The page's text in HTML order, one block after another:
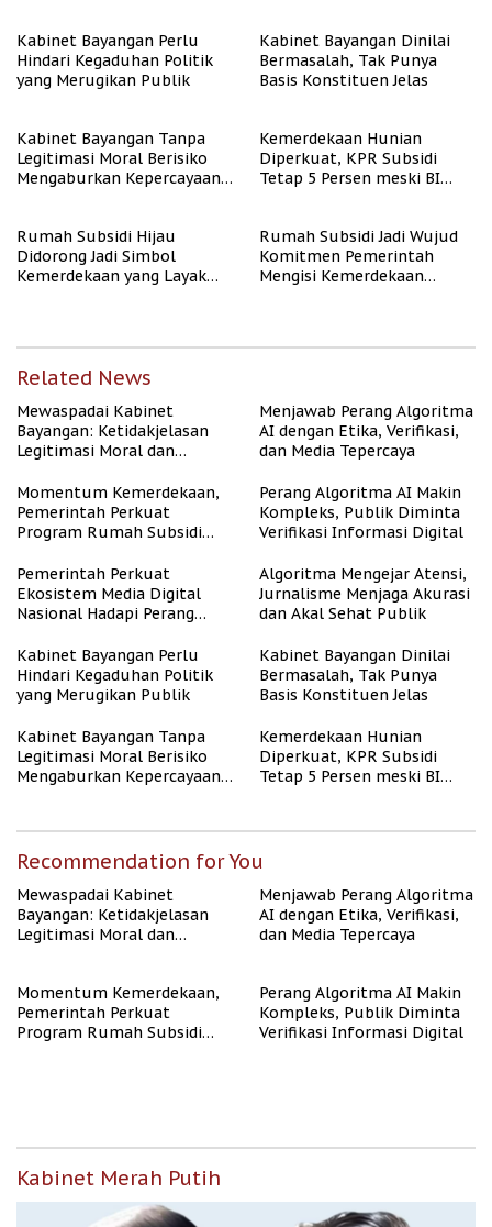
Kabinet Bayangan Perlu
Hindari Kegaduhan Politik
yang Merugikan Publik
Kabinet Bayangan Dinilai
Bermasalah, Tak Punya
Basis Konstituen Jelas
Kabinet Bayangan Tanpa
Legitimasi Moral Berisiko
Mengaburkan Kepercayaan
Kemerdekaan Hunian
Diperkuat, KPR Subsidi
Tetap 5 Persen meski BI
Rumah Subsidi Hijau
Didorong Jadi Simbol
Kemerdekaan yang Layak
Rumah Subsidi Jadi Wujud
Komitmen Pemerintah
Mengisi Kemerdekaan
Related News
Mewaspadai Kabinet
Bayangan: Ketidakjelasan
Legitimasi Moral dan
Menjawab Perang Algoritma
AI dengan Etika, Verifikasi,
dan Media Tepercaya
Momentum Kemerdekaan,
Pemerintah Perkuat
Program Rumah Subsidi
Berpenghasilan Rendah
Perang Algoritma AI Makin
Kompleks, Publik Diminta
Verifikasi Informasi Digital
Pemerintah Perkuat
Ekosistem Media Digital
Nasional Hadapi Perang
Algoritma Mengejar Atensi,
Jurnalisme Menjaga Akurasi
dan Akal Sehat Publik
Kabinet Bayangan Perlu
Hindari Kegaduhan Politik
yang Merugikan Publik
Kabinet Bayangan Dinilai
Bermasalah, Tak Punya
Basis Konstituen Jelas
Kabinet Bayangan Tanpa
Legitimasi Moral Berisiko
Mengaburkan Kepercayaan
Kemerdekaan Hunian
Diperkuat, KPR Subsidi
Tetap 5 Persen meski BI
Recommendation for You
Mewaspadai Kabinet
Bayangan: Ketidakjelasan
Legitimasi Moral dan
Menjawab Perang Algoritma
AI dengan Etika, Verifikasi,
dan Media Tepercaya
Momentum Kemerdekaan,
Pemerintah Perkuat
Program Rumah Subsidi
Perang Algoritma AI Makin
Kompleks, Publik Diminta
Verifikasi Informasi Digital
Kabinet Merah Putih